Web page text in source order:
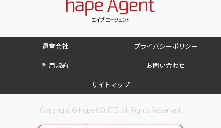
運営会社 プライバシーポリシー
利用規約 お問い合わせ
サイトマップ
Copyright © hape CO.,LTD. All Rights Reserved.